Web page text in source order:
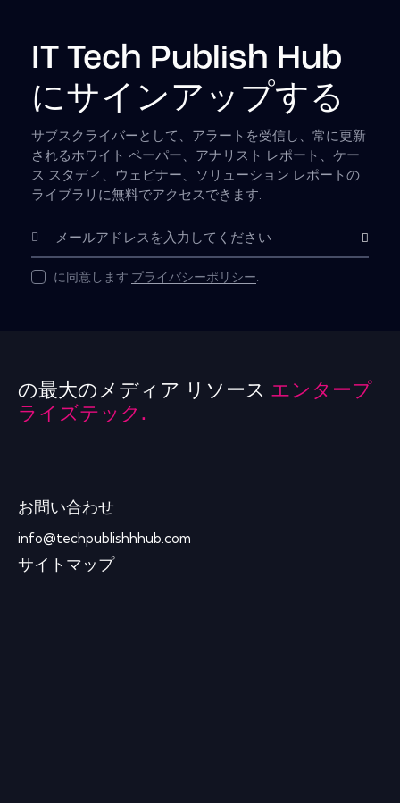
IT Tech Publish Hub
にサインアップする
サブスクライバーとして、アラートを受信し、常に更新
されるホワイト ペーパー、アナリスト レポート、ケー
ス スタディ、ウェビナー、ソリューション レポートの
ライブラリに無料でアクセスできます.
購読
に同意します プライバシーポリシー.
の最大のメディア リソース エンタープ
ライズテック.
お問い合わせ
info@techpublishhhub.com
サイトマップ